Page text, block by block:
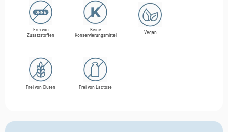
Frei von
Zusatzstoffen
Keine
Konservierungsmittel
Vegan
Frei von Gluten Frei von Lactose